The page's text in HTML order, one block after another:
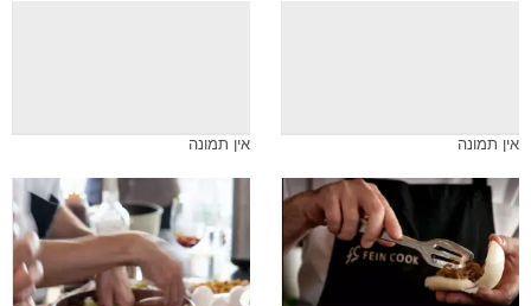
אין תמונה אין תמונה